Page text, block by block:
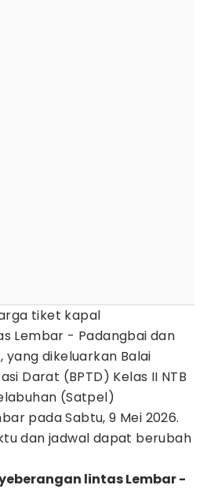
tiket kapal
Lembar - Padangbai dan
yang dikeluarkan Balai
Darat (BPTD) Kelas II NTB
(Satpel)
pada Sabtu, 9 Mei 2026.
dan jadwal dapat berubah
lintas Lembar -